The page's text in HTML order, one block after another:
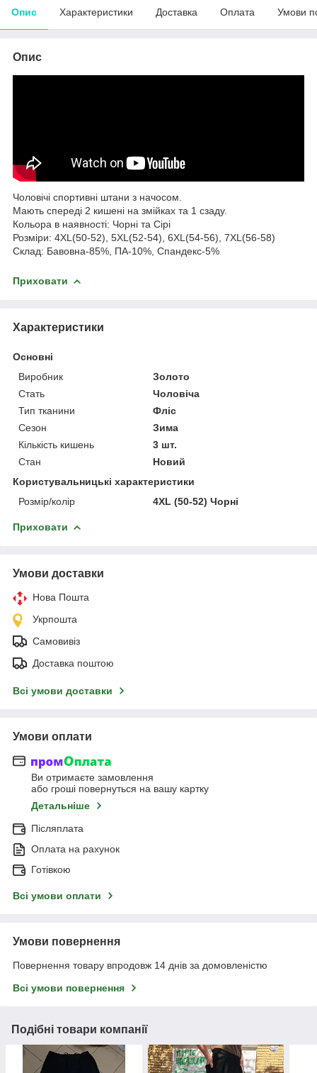
Опис Характеристики Доставка Оплата Умови
Опис
Чоловічі спортивні штани з начосом.
Мають спереді 2 кишені на змійках та 1 сзаду.
Кольора в наявності: Чорні та Сірі
Розміри: 4XL(50-52), 5XL(52-54), 6XL(54-56), 7XL(56-58)
Склад: Бавовна-85%, ПА-10%, Спандекс-5%
Приховати
Характеристики
Основні
Виробник
Золото
Стать
Чоловіча
Тип тканини
Фліс
Сезон
Зима
Кількість кишень
3 шт.
Стан
Новий
Користувальницькі характеристики
Розмір/колір
4XL (50-52) Чорні
Приховати
Умови доставки
Нова Пошта
Укрпошта
Самовивіз
Доставка поштою
Всі умови доставки
Умови оплати
Ви отримаєте замовлення
або гроші повернуться на вашу картку
Детальніше
Післяплата
Оплата на рахунок
Готівкою
Всі умови оплати
Умови повернення
Повернення товару впродовж 14 днів за домовленістю
Всі умови повернення
Подібні товари компанії